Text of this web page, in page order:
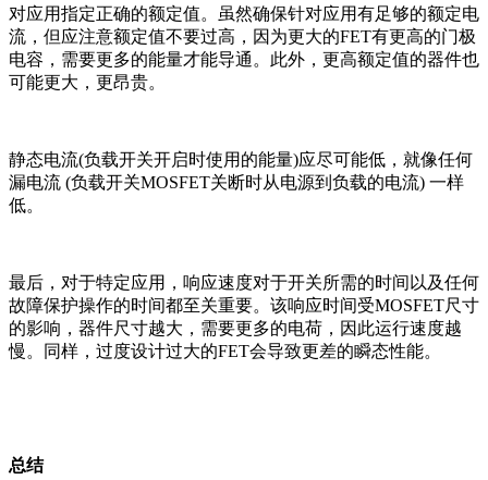
对应用指定正确的额定值。虽然确保针对应用有足够的额定电
流，但应注意额定值不要过高，因为更大的FET有更高的门极
电容，需要更多的能量才能导通。此外，更高额定值的器件也
可能更大，更昂贵。
静态电流(负载开关开启时使用的能量)应尽可能低，就像任何
漏电流 (负载开关MOSFET关断时从电源到负载的电流) 一样
低。
最后，对于特定应用，响应速度对于开关所需的时间以及任何
故障保护操作的时间都至关重要。该响应时间受MOSFET尺寸
的影响，器件尺寸越大，需要更多的电荷，因此运行速度越
慢。同样，过度设计过大的FET会导致更差的瞬态性能。
总结